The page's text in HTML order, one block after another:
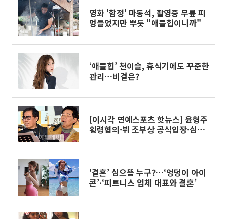
영화 '함정' 마동석, 촬영중 무릎 피
멍들었지만 뿌듯 "애플힙이니까"
‘애플힙’ 천이슬, 휴식기에도 꾸준한
관리…비결은?
[이시각 연예스포츠 핫뉴스] 윤형주
횡령혐의·뷔 조부상 공식입장·심으
‘결혼’ 심으뜸 누구?…‘엉덩이 아이
콘’·‘피트니스 업체 대표와 결혼’